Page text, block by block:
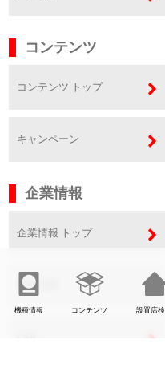
機種情報 コンテンツ 設置店
コンテンツ
コンテンツ トップ
キャンペーン
企業情報
企業情報 トップ
事業内容